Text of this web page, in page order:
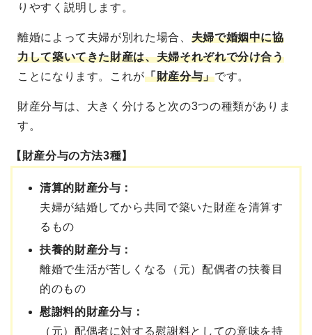
りやすく説明します。
離婚によって夫婦が別れた場合、 夫婦で婚姻中に協
力して築いてきた財産は、夫婦それぞれで分け合う
ことになります。これが「財産分与」です。
財産分与は、大きく分けると次の3つの種類がありま
す。
【財産分与の方法3種】
清算的財産分与：
夫婦が結婚してから共同で築いた財産を清算す
るもの
扶養的財産分与：
離婚で生活が苦しくなる（元）配偶者の扶養目
的のもの
慰謝料的財産分与：
（元）配偶者に対する慰謝料としての意味を持